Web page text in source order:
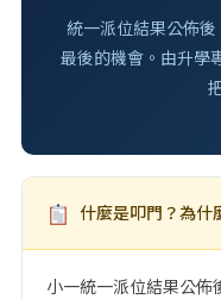
統一派位結果公佈
最後的機會。由升學
什麼是叩門？為什
小一統一派位結果公佈